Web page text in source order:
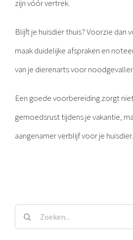
zijn vóór vertrek.
Blijft je huisdier thuis? Voorzie dan
maak duidelijke afspraken en
van je dierenarts voor
Een goede voorbereiding zorgt
gemoedsrust tijdens je vakantie,
aangenamer verblijf voor je huisdier.
Zoeken
naar: